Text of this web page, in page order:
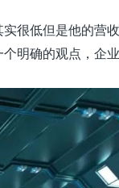
很低但是他的营
明确的观点，企